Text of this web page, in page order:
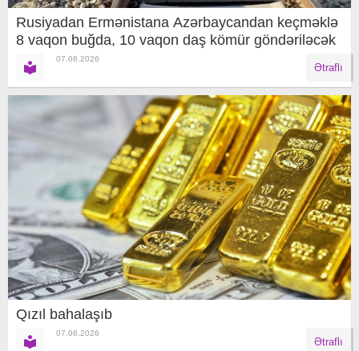
Rusiyadan Ermənistana Azərbaycandan keçməklə
8 vaqon buğda, 10 vaqon daş kömür göndəriləcək
07.08.2026
Ətraflı
Qızıl bahalaşıb
07.08.2026
Ətraflı